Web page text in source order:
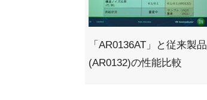
「AR0136AT」と従来製品
(AR0132)の性能比較